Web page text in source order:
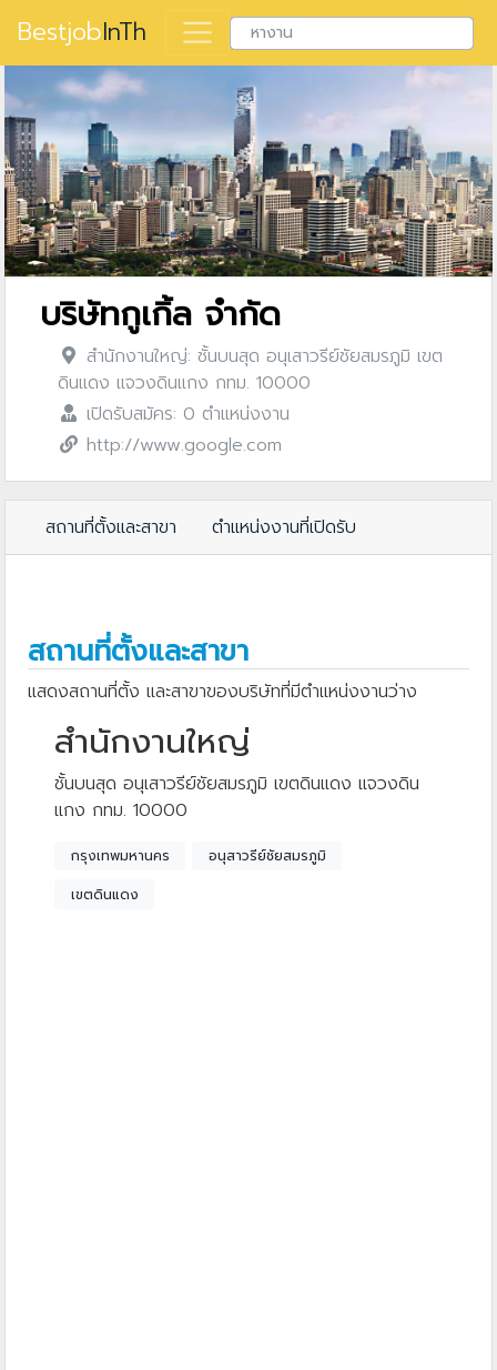
BestjobInTh
บริษัทกูเกิ้ล จำกัด
สำนักงานใหญ่: ชั้นบนสุด อนุเสาวรีย์ชัยสมรภูมิ เขต
ดินแดง แจวงดินแกง กทม. 10000
เปิดรับสมัคร: 0 ตำแหน่งงาน
http://www.google.com
สถานที่ตั้งและสาขา ตำแหน่งงานที่เปิดรับ
สถานที่ตั้งและสาขา
แสดงสถานที่ตั้ง และสาขาของบริษัทที่มีตำแหน่งงานว่าง
สำนักงานใหญ่
ชั้นบนสุด อนุเสาวรีย์ชัยสมรภูมิ เขตดินแดง แจวงดิน
แกง กทม. 10000
กรุงเทพมหานคร
อนุสาวรีย์ชัยสมรภูมิ
เขตดินแดง